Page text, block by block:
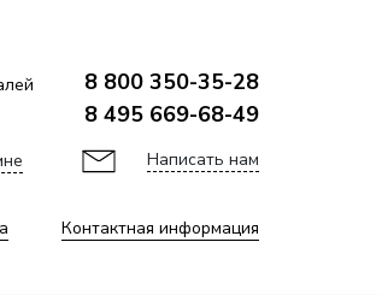
8 800 350-35-28
8 495 669-68-49
Написать нам
Контактная информация